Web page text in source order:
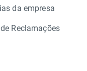
da empresa
Reclamações